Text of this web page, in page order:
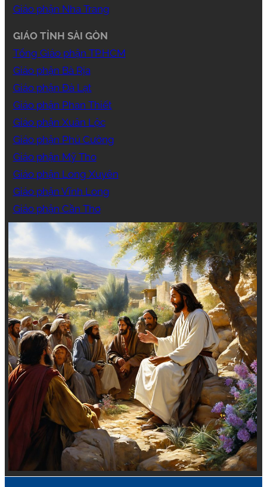
Giáo phận Nha Trang
GIÁO TỈNH SÀI GÒN
Tổng Giáo phận TP.HCM
Giáo phận Bà Rịa
Giáo phận Đà Lạt
Giáo phận Phan Thiết
Giáo phận Xuân Lộc
Giáo phận Phú Cường
Giáo phận Mỹ Tho
Giáo phận Long Xuyên
Giáo phận Vĩnh Long
Giáo phận Cần Thơ